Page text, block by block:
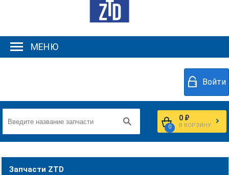
МЕНЮ
Войти
0
0 ₽
В КОРЗИНУ
Запчасти ZTD